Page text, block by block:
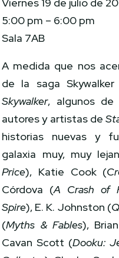
5:00 pm – 6:00 pm
Sala 7AB
A medida que nos
de la saga
Skywalker, algunos de
autores y artistas de
historias nuevas y
galaxia muy, muy
Price), Katie Cook (
Córdova (A Crash of
Spire), E. K. Johnston (
(Myths & Fables),
Cavan Scott (Dooku: